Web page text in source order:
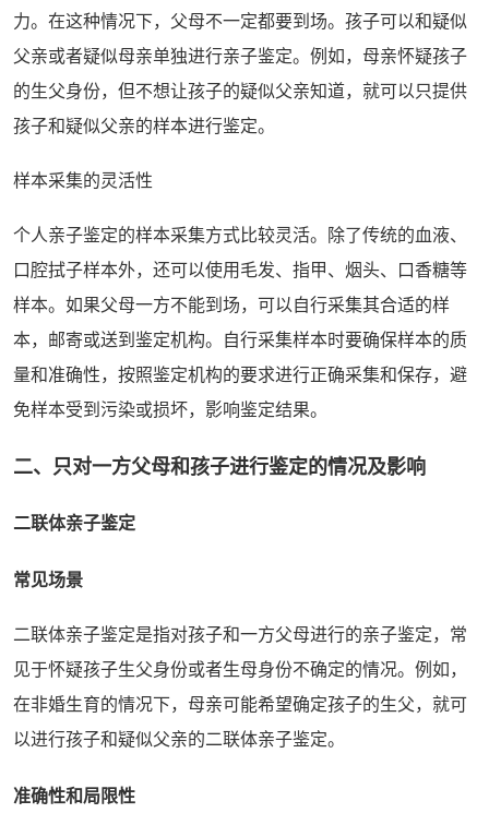
力。在这种情况下，父母不一定都要到场。孩子可以和疑似
父亲或者疑似母亲单独进行亲子鉴定。例如，母亲怀疑孩子
的生父身份，但不想让孩子的疑似父亲知道，就可以只提供
孩子和疑似父亲的样本进行鉴定。
样本采集的灵活性
个人亲子鉴定的样本采集方式比较灵活。除了传统的血液、
口腔拭子样本外，还可以使用毛发、指甲、烟头、口香糖等
样本。如果父母一方不能到场，可以自行采集其合适的样
本，邮寄或送到鉴定机构。自行采集样本时要确保样本的质
量和准确性，按照鉴定机构的要求进行正确采集和保存，避
免样本受到污染或损坏，影响鉴定结果。
二、只对一方父母和孩子进行鉴定的情况及影响
二联体亲子鉴定
常见场景
二联体亲子鉴定是指对孩子和一方父母进行的亲子鉴定，常
见于怀疑孩子生父身份或者生母身份不确定的情况。例如，
在非婚生育的情况下，母亲可能希望确定孩子的生父，就可
以进行孩子和疑似父亲的二联体亲子鉴定。
准确性和局限性